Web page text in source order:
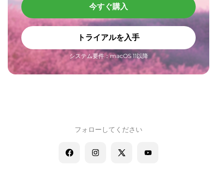
今すぐ購入
トライアルを入手
システム要件：macOS 11以降
フォローしてください